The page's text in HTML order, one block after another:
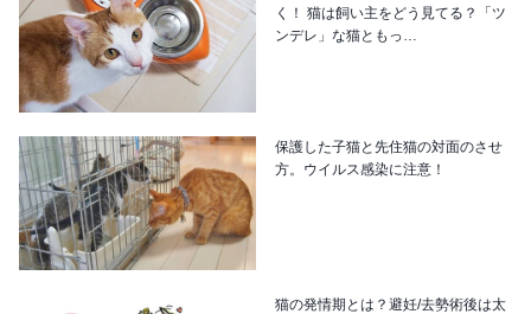
く！ 猫は飼い主をどう見てる？「ツ
ンデレ」な猫ともっ…
保護した子猫と先住猫の対面のさせ
方。ウイルス感染に注意！
猫の発情期とは？避妊/去勢術後は太